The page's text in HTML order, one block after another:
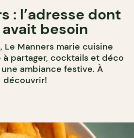
: l’adresse dont
avait besoin
Le Manners marie cuisine
partager, cocktails et déco
ambiance festive. À
découvrir!